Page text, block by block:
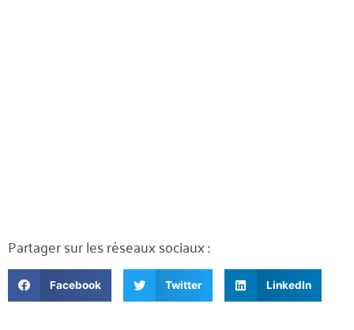
Partager sur les réseaux sociaux :
Facebook Twitter LinkedIn